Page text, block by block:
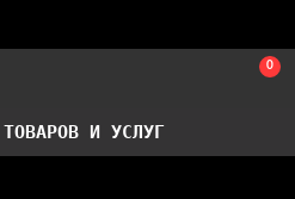
0
И УСЛУГ